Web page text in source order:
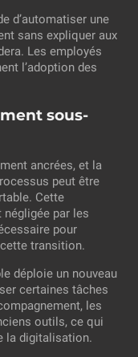
d’automatiser une
sans expliquer aux
Les employés
l’adoption des
sous-
ancrées, et la
peut être
Cette
par les
pour
transition.
déploie un nouveau
certaines tâches
les
outils, ce qui
la digitalisation.